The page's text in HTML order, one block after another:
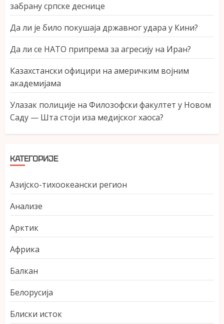
забрану српске деснице
Да ли је било покушаја државног удара у Кини?
Да ли се НАТО припрема за агресију на Иран?
Казахстански официри на америчким војним
академијама
Улазак полиције на Филозофски факултет у Новом
Саду — Шта стоји иза медијског хаоса?
КАТЕГОРИЈЕ
Азијско-тихоокеански регион
Анализе
Арктик
Африка
Балкан
Белорусија
Блиски исток